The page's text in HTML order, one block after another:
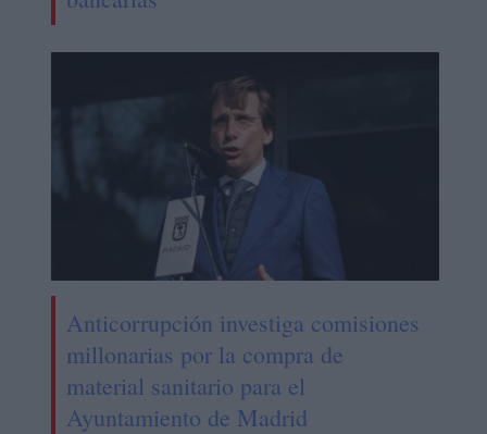
Anticorrupción investiga comisiones
millonarias por la compra de
material sanitario para el
Ayuntamiento de Madrid